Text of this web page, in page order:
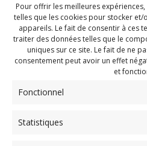
Pour offrir les meilleures
telles que les cookies pour stocker
appareils. Le fait de consentir à ces
traiter des données telles que le
uniques sur ce site. Le fait de ne
consentement peut avoir un effet
et
Fonctionnel
Statistiques